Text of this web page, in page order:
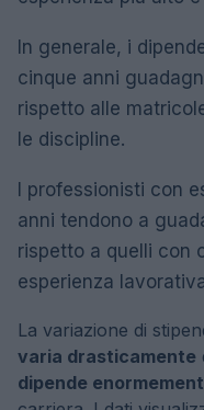
In generale, i
cinque anni
rispetto alle
le discipline.
I professionisti con
anni tendono a
rispetto a quelli con
esperienza
La variazione di
varia drasticamente
dipende